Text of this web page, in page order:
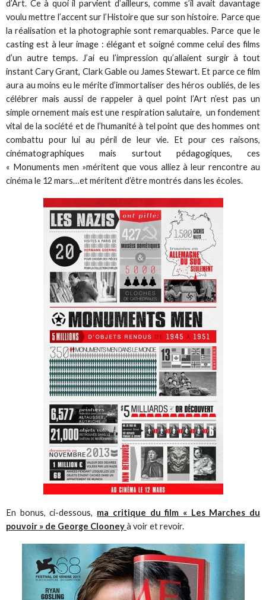
d’Art. Ce à quoi il parvient d’ailleurs, comme s’il avait davantage
voulu mettre l’accent sur l’Histoire que sur son histoire. Parce que
la réalisation et la photographie sont remarquables. Parce que le
casting est à leur image : élégant et soigné comme celui des films
d’un autre temps. J’ai eu l’impression qu’allaient surgir à tout
instant Cary Grant, Clark Gable ou James Stewart. Et parce ce film
aura au moins eu le mérite d’immortaliser des héros oubliés, de les
célébrer mais aussi de rappeler à quel point l’Art n’est pas un
simple ornement mais est une respiration salutaire, un fondement
vital de la société et de l’humanité à tel point que des hommes ont
combattu pour lui au péril de leur vie. Et pour ces raisons,
cinématographiques mais surtout pédagogiques, ces
« Monuments men »méritent que vous alliez à leur rencontre au
cinéma le 12 mars…et méritent d’être montrés dans les écoles.
En bonus, ci-dessous, ma critique du film « Les Marches du
pouvoir » de George Clooneyà voir et revoir.